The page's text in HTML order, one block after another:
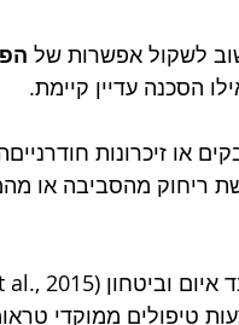
לשקול אפשרות של
הסכנה עדיין קיימת.
או זיכרונות
ריחוק מהסביבה או